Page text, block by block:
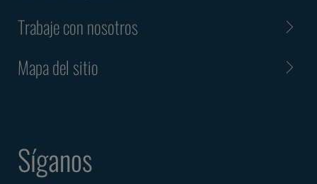
Trabaje con nosotros
Mapa del sitio
Síganos